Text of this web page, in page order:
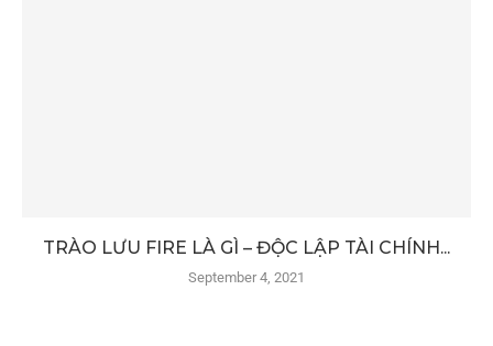
TRÀO LƯU FIRE LÀ GÌ – ĐỘC LẬP TÀI CHÍNH...
September 4, 2021